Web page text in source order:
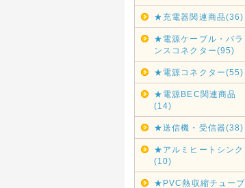
★充電器関連商品(36)
★電源ケーブル・バラ
ンスコネクター(95)
★電源コネクター(55)
★電源BEC関連商品
(14)
★送信機・受信器(38)
★アルミヒートシンク
(10)
★PVC熱収縮チューブ